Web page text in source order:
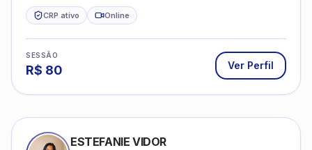
CRP ativo Online
SESSÃO
R$ 80 Ver Perfil
ESTEFANIE VIDOR